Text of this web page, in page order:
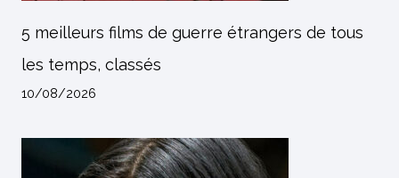
5 meilleurs films de guerre étrangers de tous
les temps, classés
10/08/2026